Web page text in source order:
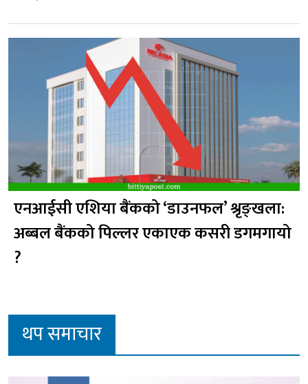
एनआईसी एशिया बैंकको ‘डाउनफल’ श्रृङ्खला:
अब्बल बैंकको पिल्लर एकाएक कसरी डगमगायो
?
थप समाचार